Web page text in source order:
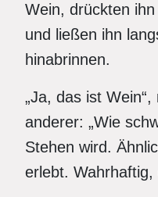
Wein, drückten
und ließen ihn
hinabrinnen.
„Ja, das ist
anderer: „Wie
Stehen wird.
erlebt.